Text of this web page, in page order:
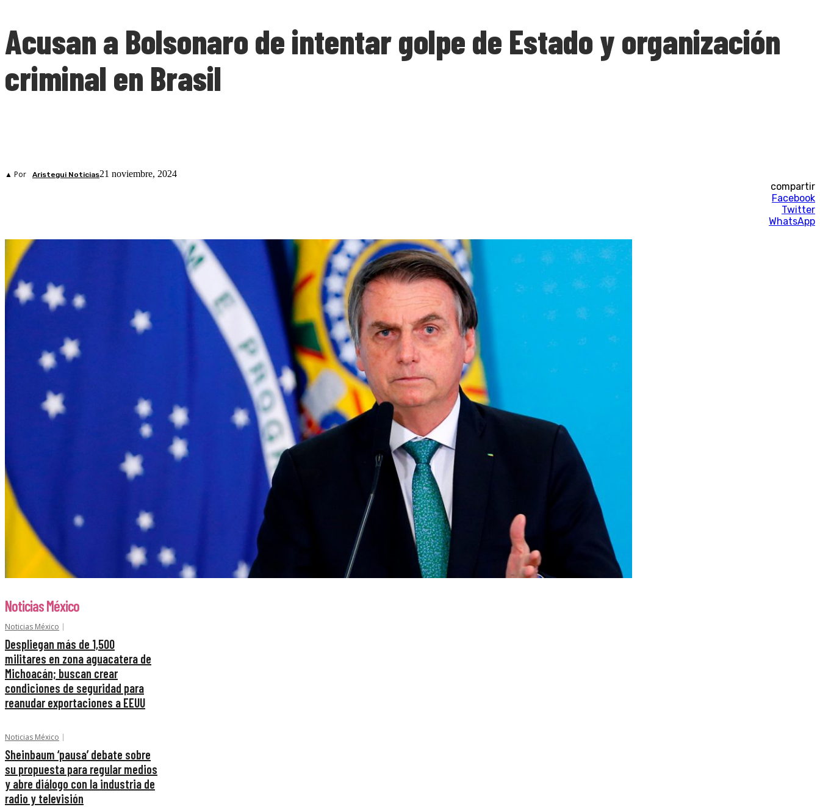
Acusan a Bolsonaro de intentar golpe de Estado y organización
criminal en Brasil
▲ Por Aristegui Noticias21 noviembre, 2024
compartir
Facebook
Twitter
WhatsApp
Noticias México
Noticias México
Despliegan más de 1,500
militares en zona aguacatera de
Michoacán; buscan crear
condiciones de seguridad para
reanudar exportaciones a EEUU
Noticias México
Sheinbaum ‘pausa’ debate sobre
su propuesta para regular medios
y abre diálogo con la industria de
radio y televisión